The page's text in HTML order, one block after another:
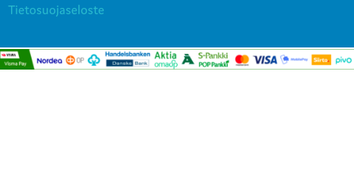
Tietosuojaseloste